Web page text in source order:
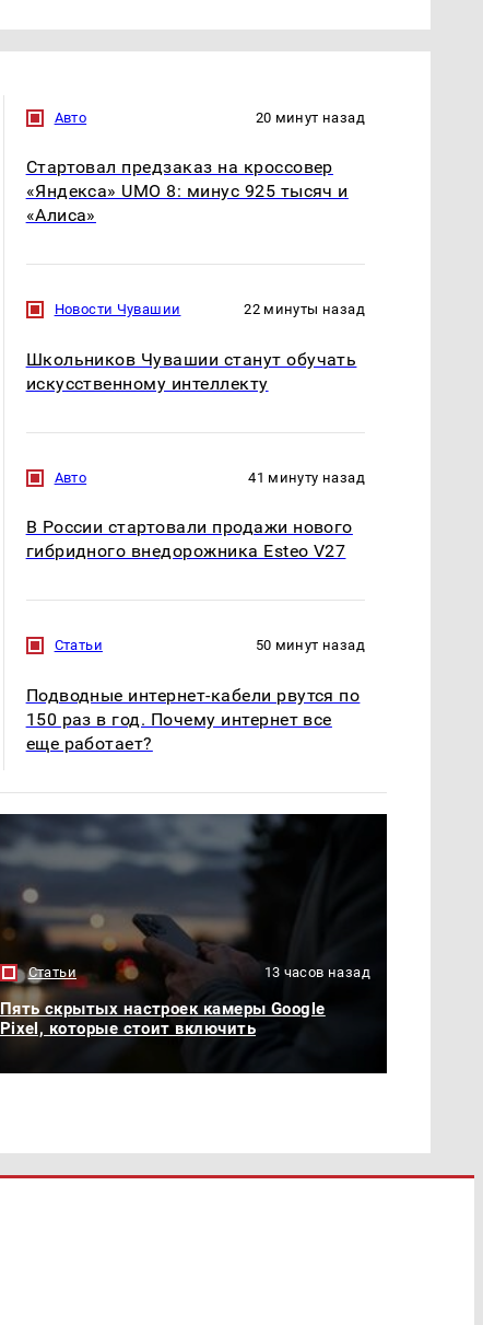
Авто 20 минут назад
Стартовал предзаказ на кроссовер
«Яндекса» UMO 8: минус 925 тысяч и
«Алиса»
Новости Чувашии 22 минуты назад
Школьников Чувашии станут обучать
искусственному интеллекту
Авто 41 минуту назад
В России стартовали продажи нового
гибридного внедорожника Esteo V27
Статьи 50 минут назад
Подводные интернет-кабели рвутся по
150 раз в год. Почему интернет все
еще работает?
Статьи 13 часов назад
Пять скрытых настроек камеры Google
Pixel, которые стоит включить